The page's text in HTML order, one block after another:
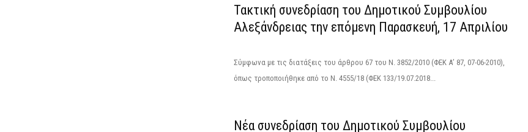
Τακτική συνεδρίαση του Δημοτικού Συμβουλίου
Αλεξάνδρειας την επόμενη Παρασκευή, 17 Απριλίου
Σύμφωνα με τις διατάξεις του άρθρου 67 του Ν. 3852/2010 (ΦΕΚ Α’ 87, 07-06-2010),
όπως τροποποιήθηκε από το N. 4555/18 (ΦΕΚ 133/19.07.2018...
Νέα συνεδρίαση του Δημοτικού Συμβουλίου